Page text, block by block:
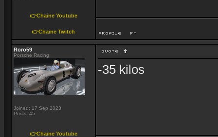
👉Chaine Youtube
👉Chaine Twitch
Roro59
Porsche Racing
Joined: 17 Sep 2023
Posts: 45
👉Chaine Youtube
-35 kilos